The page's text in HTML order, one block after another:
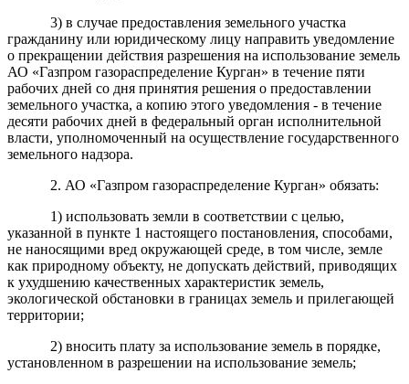
3) в случае предоставления земельного участка
гражданину или юридическому лицу направить уведомление
о прекращении действия разрешения на использование земель
АО «Газпром газораспределение Курган» в течение пяти
рабочих дней со дня принятия решения о предоставлении
земельного участка, а копию этого уведомления - в течение
десяти рабочих дней в федеральный орган исполнительной
власти, уполномоченный на осуществление государственного
земельного надзора.
2. АО «Газпром газораспределение Курган» обязать:
1) использовать земли в соответствии с целью,
указанной в пункте 1 настоящего постановления, способами,
не наносящими вред окружающей среде, в том числе, земле
как природному объекту, не допускать действий, приводящих
к ухудшению качественных характеристик земель,
экологической обстановки в границах земель и прилегающей
территории;
2) вносить плату за использование земель в порядке,
установленном в разрешении на использование земель;